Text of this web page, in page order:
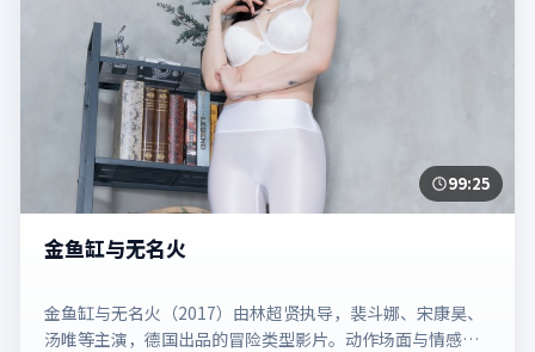
99:25
金鱼缸与无名火
金鱼缸与无名火（2017）由林超贤执导，裴斗娜、宋康昊、
汤唯等主演，德国出品的冒险类型影片。动作场面与情感戏